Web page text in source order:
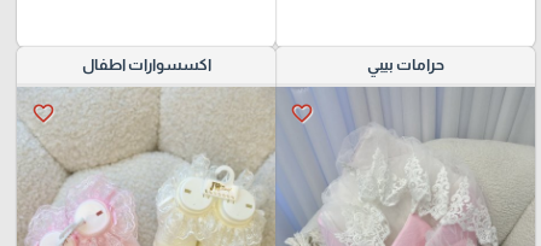
حرامات بيبي
favorite_border
اكسسوارات اطفال
favorite_border